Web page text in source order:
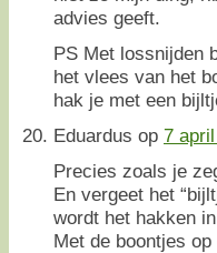
advies geeft.
PS Met lossnijden
het vlees van het
hak je met een
Eduardus op 7
Precies zoals je
En vergeet het
wordt het hakken
Met de boontjes